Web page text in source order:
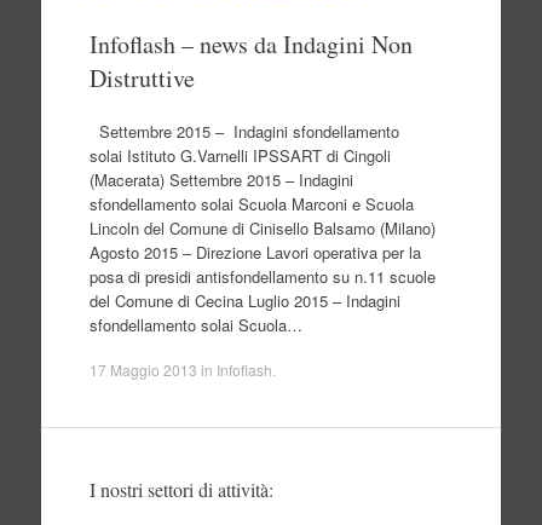
Infoflash – news da Indagini Non
Distruttive
Settembre 2015 – Indagini sfondellamento
solai Istituto G.Varnelli IPSSART di Cingoli
(Macerata) Settembre 2015 – Indagini
sfondellamento solai Scuola Marconi e Scuola
Lincoln del Comune di Cinisello Balsamo (Milano)
Agosto 2015 – Direzione Lavori operativa per la
posa di presidi antisfondellamento su n.11 scuole
del Comune di Cecina Luglio 2015 – Indagini
sfondellamento solai Scuola…
17 Maggio 2013 in Infoflash
I nostri settori di attività: